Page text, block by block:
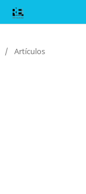
/ Artículos